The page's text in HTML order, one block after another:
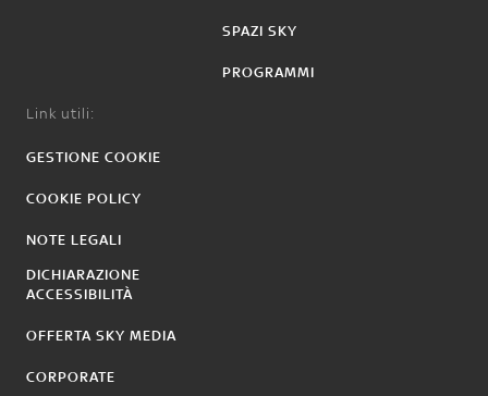
SPAZI SKY
PROGRAMMI
Link utili:
GESTIONE COOKIE
COOKIE POLICY
NOTE LEGALI
DICHIARAZIONE
ACCESSIBILITÀ
OFFERTA SKY MEDIA
CORPORATE